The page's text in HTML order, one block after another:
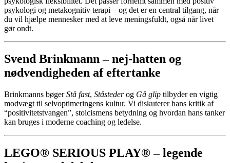
psykologi og metakognitiv terapi – og det eren central tilgang, når
du vil hjælpe menneskermed at leve meningsfuldt, også nårlivet
gørondt.
Svend Brinkmann –nej-hatten og
nødvendigheden afeftertanke
Brinkmanns bøgerStå fast, Ståsteder og Gå glip tilbyderen vigtig
modvægt til selvoptimeringens kultur. Vi diskutererhans kritik af
“positivitetstvangen”, stoicismens betydning og hvordan hans tanker
kan bruges i moderne coaching og ledelse.
LEGO® SERIOUS PLAY® –legende